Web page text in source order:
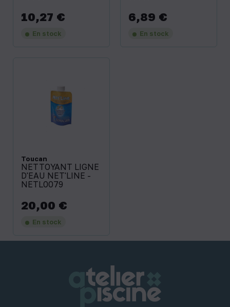
Prix
10,27 €
En stock
Prix
6,89 €
En stock
Toucan
NETTOYANT LIGNE
D'EAU NET'LINE -
NETL0079
Prix
20,00 €
En stock